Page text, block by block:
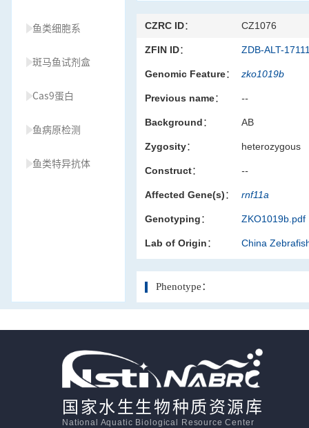
鱼类细胞系
斑马鱼试剂盒
Cas9蛋白
鱼病原检测
鱼类特异抗体
CZRC ID： CZ1076
ZFIN ID： ZDB-ALT-
Genomic Feature： zko1019b
Previous name： --
Background： AB
Zygosity： heterozygous
Construct： --
Affected Gene(s)： rnf11a
Genotyping： ZKO1019b.pdf
Lab of Origin： China
Phenotype：
国家水生生物种质资源库
National Aquatic Biological Resource Center